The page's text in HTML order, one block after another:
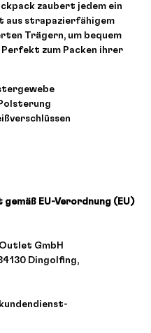
zaubert jedem ein
aus strapazierfähigem
Trägern, um bequem
zum Packen ihrer
EU-Verordnung (EU)
GmbH
Dingolfing,